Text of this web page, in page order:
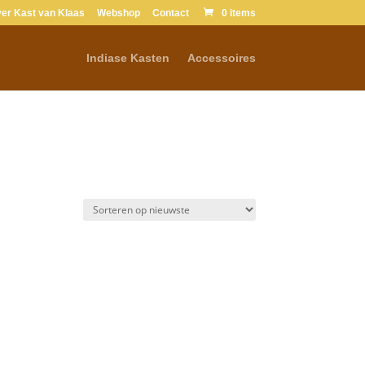
Kast van Klaas Webshop Contact 0 items
Indiase Kasten Accessoires